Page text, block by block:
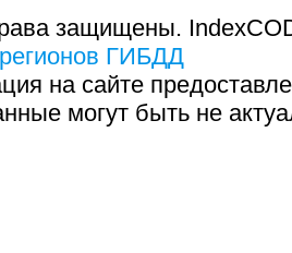
защищены.
ГИБДД
на сайте
могут быть не